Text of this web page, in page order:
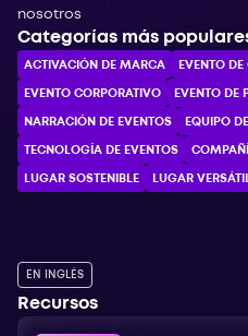
nosotros
Categorías más
ACTIVACIÓN DE MARCA EVENTO DE
EVENTO CORPORATIVO EVENTO DE
NARRACIÓN DE EVENTOS EQUIPO
TECNOLOGÍA DE EVENTOS
LUGAR SOSTENIBLE LUGAR VERSÁTIL
EN INGLÉS
Recursos